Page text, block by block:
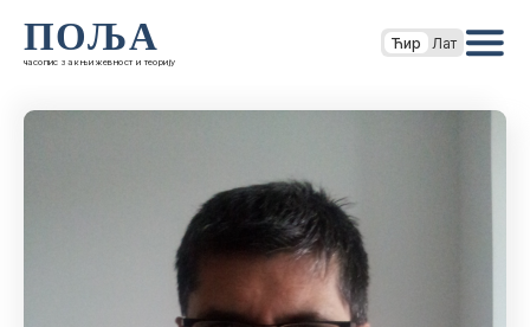
ПОЉА
часопис за књижевност и теорију
Ћир Лат